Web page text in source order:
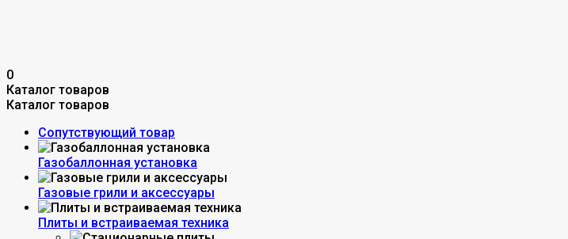
0
Каталог товаров
Каталог товаров
Сопутствующий товар
Газобаллонная установка
Газовые грили и аксессуары
Плиты и встраиваемая техника